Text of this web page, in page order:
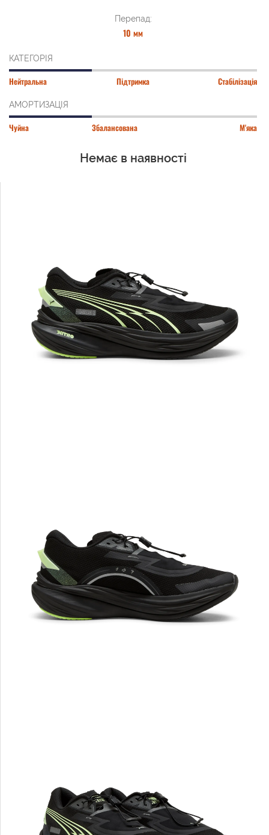
Перепад:
10 мм
КАТЕГОРІЯ
Нейтральна Підтримка Стабілізація
АМОРТИЗАЦІЯ
Чуйна Збалансована М'яка
Немає в наявності